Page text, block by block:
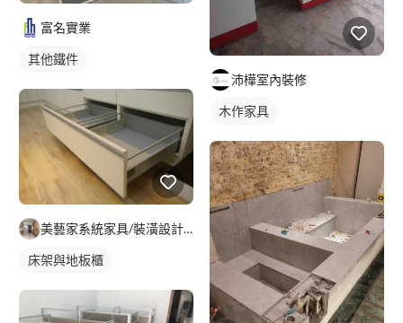
富名實業
其他鐵件
美藝家系統家具/裝潢設計/統包服務
床架與地板櫃
沛樺室內裝修
木作家具